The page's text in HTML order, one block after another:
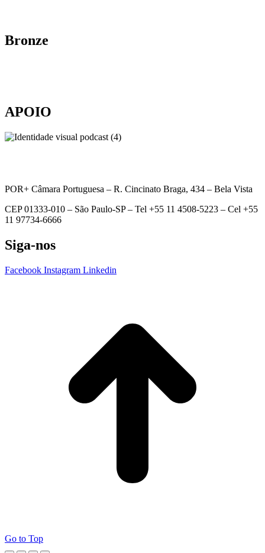
Bronze
APOIO
POR+ Câmara Portuguesa – R. Cincinato Braga, 434 – Bela Vista
CEP 01333-010 – São Paulo-SP – Tel +55 11 4508-5223 – Cel +55
11 97734-6666
Siga-nos
Facebook Instagram Linkedin
Go to Top